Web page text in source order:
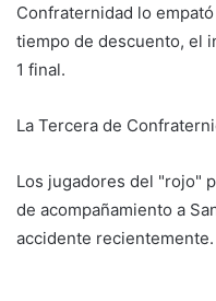
Confraternidad lo
tiempo de descuento, el
1 final.
La Tercera de
Los jugadores del "rojo"
de acompañamiento a
accidente recientemente.